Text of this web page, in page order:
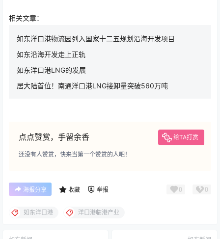
相关文章：
如东洋口港物流园列入国家十二五规划沿海开发项目
如东沿海开发走上正轨
如东洋口港LNG的发展
居大陆首位！南通洋口港LNG接卸量突破560万吨
点点赞赏，手留余香 给TA打赏
还没有人赞赏，快来当第一个赞赏的人吧！
海报分享 收藏 举报 0 0
如东洋口港 洋口港临港产业